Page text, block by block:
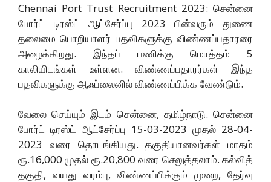
Chennai Port Trust Recruitment 2023: சென்னை
போர்ட் டிரஸ்ட் ஆட்சேர்ப்பு 2023 பின்வரும் துணை
தலைமை பொறியாளர் பதவிகளுக்கு விண்ணப்பதாரரை
அழைக்கிறது. இந்தப் பணிக்கு மொத்தம் 5
காலியிடங்கள் உள்ளன. விண்ணப்பதாரர்கள் இந்த
பதவிகளுக்கு ஆஃப்லைனில் விண்ணப்பிக்க வேண்டும்.
வேலை செய்யும் இடம் சென்னை, தமிழ்நாடு. சென்னை
போர்ட் டிரஸ்ட் ஆட்சேர்ப்பு 15-03-2023 முதல் 28-04-
2023 வரை தொடங்கியது. தகுதியானவர்கள் மாதம்
ரூ.16,000 முதல் ரூ.20,800 வரை செலுத்தலாம். கல்வித்
தகுதி, வயது வரம்பு, விண்ணப்பிக்கும் முறை, தேர்வு